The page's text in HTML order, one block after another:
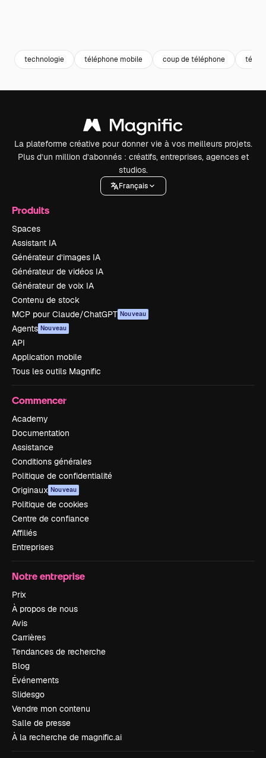
technologie téléphone mobile coup de téléphone
La plateforme créative pour donner vie à vos meilleurs projets.
Plus d’un million d’abonnés : créatifs, entreprises, agences et
studios.
Français
Produits
Spaces
Assistant IA
Générateur d’images IA
Générateur de vidéos IA
Générateur de voix IA
Contenu de stock
MCP pour Claude/ChatGPT Nouveau
Agents Nouveau
API
Application mobile
Tous les outils Magnific
Commencer
Academy
Documentation
Assistance
Conditions générales
Politique de confidentialité
Originaux Nouveau
Politique de cookies
Centre de confiance
Affiliés
Entreprises
Notre entreprise
Prix
À propos de nous
Avis
Carrières
Tendances de recherche
Blog
Événements
Slidesgo
Vendre mon contenu
Salle de presse
À la recherche de magnific.ai